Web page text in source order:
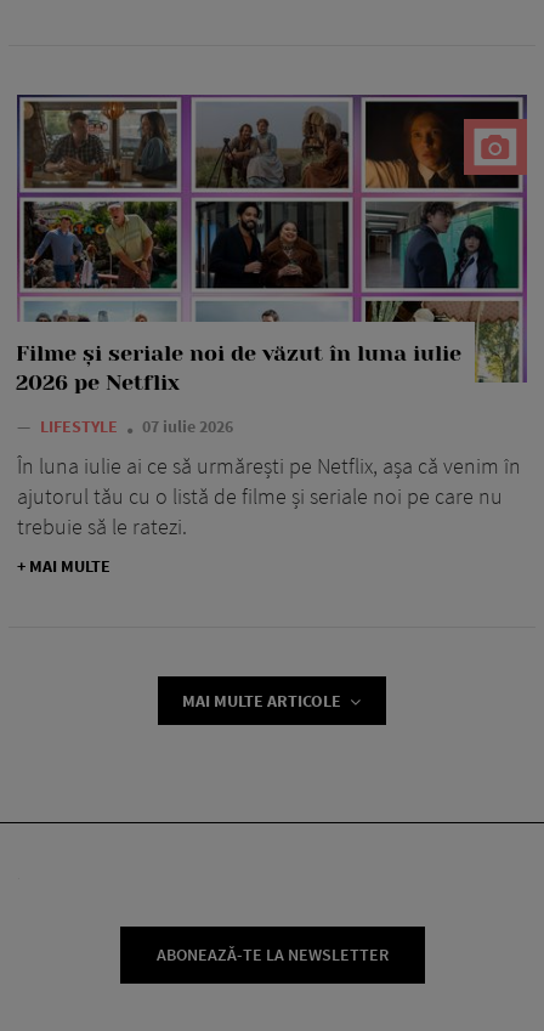
Filme și seriale noi de văzut în luna iulie
2026 pe Netflix
— LIFESTYLE 07 iulie 2026
În luna iulie ai ce să urmărești pe Netflix, așa că venim în
ajutorul tău cu o listă de filme și seriale noi pe care nu
trebuie să le ratezi.
+ MAI MULTE
MAI MULTE ARTICOLE
ABONEAZĂ-TE LA NEWSLETTER